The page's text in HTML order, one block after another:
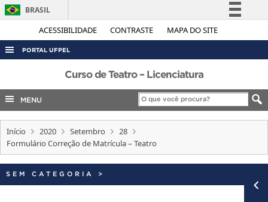
ACESSIBILIDADE CONTRASTE MAPA DO SITE
BRASIL
Simplifique!
Legislação
Canais
PORTAL UFPEL
ACESSO À INFORMAÇÃO
AUDITORIA
COBALTO
CONCURSOS
INTERNACIONAL
Curso de Teatro – Licenciatura
MENU
Início 2020 Setembro
28
Formulário Correção de Matrícula – Teatro
SEM CATEGORIA >